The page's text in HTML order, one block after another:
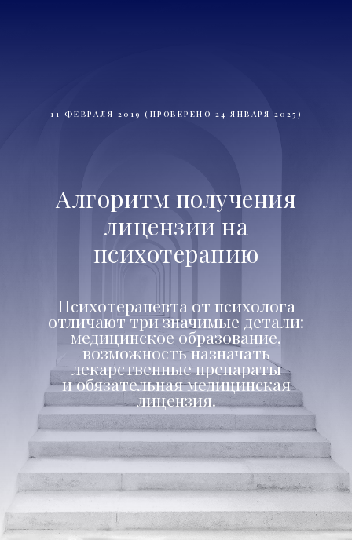
11 ФЕВРАЛЯ 2019 (ПРОВЕРЕНО 24 ЯНВАРЯ 2025)
Алгоритм получения
лицензии на
психотерапию
Психотерапевта от психолога
отличают три значимые детали:
медицинское образование,
возможность назначать
лекарственные препараты
и обязательная медицинская
лицензия.